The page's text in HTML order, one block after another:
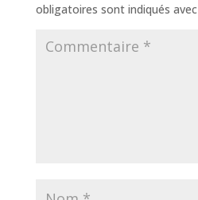
obligatoires sont indiqués avec